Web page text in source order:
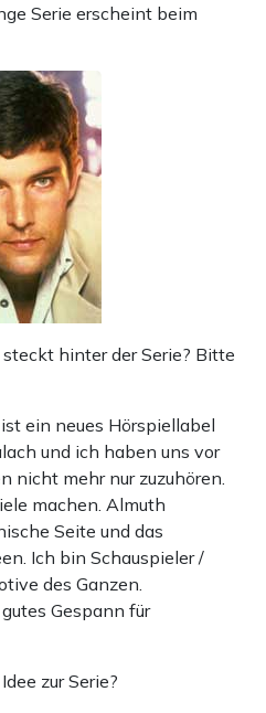
Serie erscheint beim
hinter der Serie? Bitte
ein neues Hörspiellabel
und ich haben uns vor
nicht mehr nur zuzuhören.
machen. Almuth
Seite und das
Ich bin Schauspieler /
des Ganzen.
Gespann für
zur Serie?